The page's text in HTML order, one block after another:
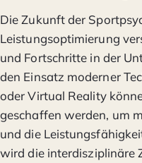
Die Zukunft der
Leistungsoptimierung
und Fortschritte in der
den Einsatz moderner
oder Virtual Reality
geschaffen werden, um
und die
wird die interdisziplinäre